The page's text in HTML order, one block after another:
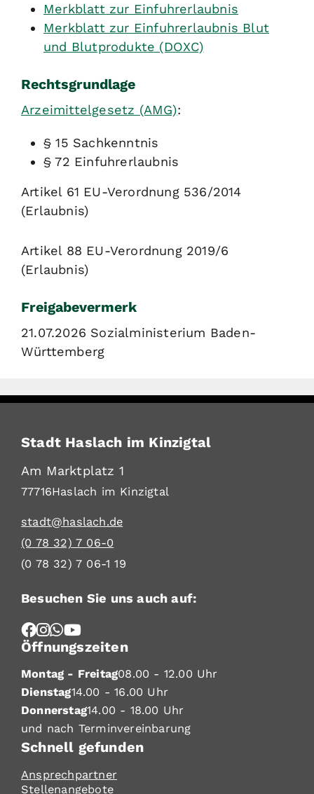
Merkblatt zur Einfuhrerlaubnis
Merkblatt zur Einfuhrerlaubnis Blut
und Blutprodukte (DOXC)
Rechtsgrundlage
Arzeimittelgesetz (AMG):
§ 15 Sachkenntnis
§ 72 Einfuhrerlaubnis
Artikel 61 EU-Verordnung 536/2014
(Erlaubnis)
Artikel 88 EU-Verordnung 2019/6
(Erlaubnis)
Freigabevermerk
21.07.2026 Sozialministerium Baden-
Württemberg
Stadt Haslach im Kinzigtal
Am Marktplatz 1
77716Haslach im Kinzigtal
stadt@haslach.de
(0 78 32) 7 06-0
(0 78 32) 7 06-1 19
Besuchen Sie uns auch auf:
Öffnungszeiten
Montag - Freitag08.00 - 12.00 Uhr
Dienstag14.00 - 16.00 Uhr
Donnerstag14.00 - 18.00 Uhr
und nach Terminvereinbarung
Schnell gefunden
Ansprechpartner
Stellenangebote